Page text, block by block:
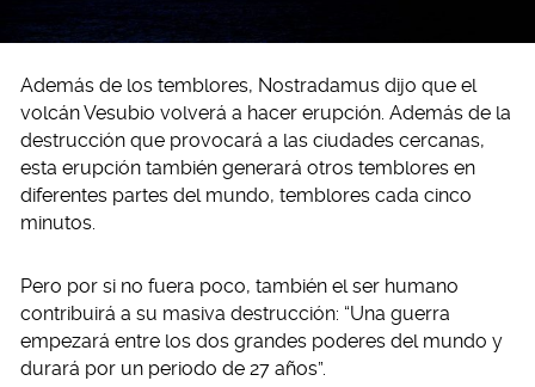
Además de los temblores, Nostradamus dijo que el
volcán Vesubio volverá a hacer erupción. Además de la
destrucción que provocará a las ciudades cercanas,
esta erupción también generará otros temblores en
diferentes partes del mundo, temblores cada cinco
minutos.
Pero por si no fuera poco, también el ser humano
contribuirá a su masiva destrucción: “Una guerra
empezará entre los dos grandes poderes del mundo y
durará por un periodo de 27 años”.